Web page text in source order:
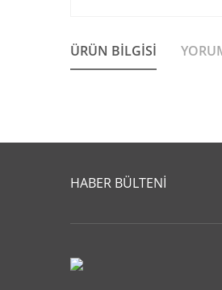
ÜRÜN BILGISI
Görüş ve önerileriniz için
Ürün açıklamasında eksik
HABER BÜLTENİ